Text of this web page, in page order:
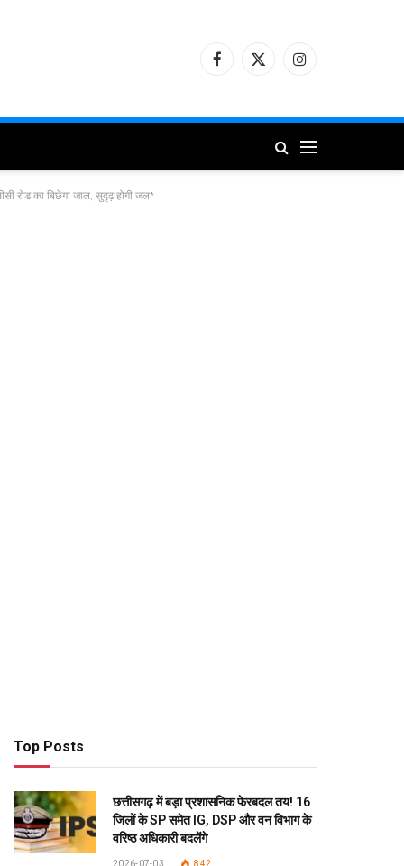
Facebook
X
Instagram
रोड का बिछेगा जाल, सुदृढ़ होगी जल*
Top Posts
छत्तीसगढ़ में बड़ा प्रशासनिक फेरबदल तय! 16
जिलों के SP समेत IG, DSP और वन विभाग के
वरिष्ठ अधिकारी बदलेंगे
2026-07-03 842